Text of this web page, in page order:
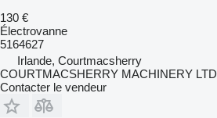
130 €
Électrovanne
5164627
Irlande, Courtmacsherry
COURTMACSHERRY MACHINERY LTD
Contacter le vendeur